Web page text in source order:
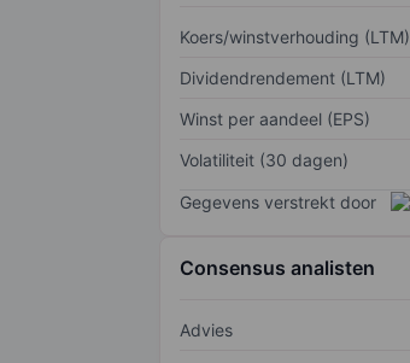
Koers/winstverhouding (LTM)
Dividendrendement (LTM)
Winst per aandeel (EPS)
Volatiliteit (30 dagen)
Gegevens verstrekt door
Consensus analisten
Advies